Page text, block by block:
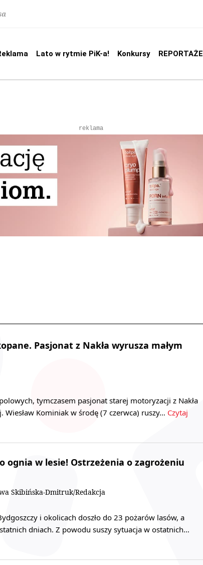
Lato w rytmie PiK-a! Konkursy REPORTAŻE
reklama
Pasjonat z Nakła wyrusza małym
tymczasem pasjonat starej motoryzacji z Nakła
Wiesław Kominiak w środę (7 czerwca) ruszy… Czytaj
ognia w lesie! Ostrzeżenia o zagrożeniu
Skibińska-Dmitruk/Redakcja
i okolicach doszło do 23 pożarów lasów, a
dniach. Z powodu suszy sytuacja w ostatnich…